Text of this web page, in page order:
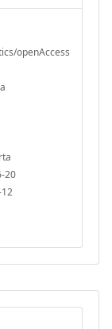
openAccess
20